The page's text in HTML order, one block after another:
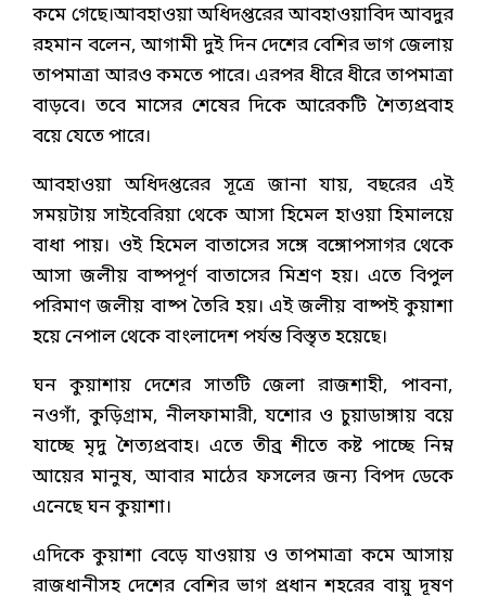
কমে গেছে।আবহাওয়া অধিদপ্তরের আবহাওয়াবিদ আবদুর
রহমান বলেন, আগামী দুই দিন দেশের বেশির ভাগ জেলায়
তাপমাত্রা আরও কমতে পারে। এরপর ধীরে ধীরে তাপমাত্রা
বাড়বে। তবে মাসের শেষের দিকে আরেকটি শৈত্যপ্রবাহ
বয়ে যেতে পারে।
আবহাওয়া অধিদপ্তরের সূত্রে জানা যায়, বছরের এই
সময়টায় সাইবেরিয়া থেকে আসা হিমেল হাওয়া হিমালয়ে
বাধা পায়। ওই হিমেল বাতাসের সঙ্গে বঙ্গোপসাগর থেকে
আসা জলীয় বাষ্পপূর্ণ বাতাসের মিশ্রণ হয়। এতে বিপুল
পরিমাণ জলীয় বাষ্প তৈরি হয়। এই জলীয় বাষ্পই কুয়াশা
হয়ে নেপাল থেকে বাংলাদেশ পর্যন্ত বিস্তৃত হয়েছে।
ঘন কুয়াশায় দেশের সাতটি জেলা রাজশাহী, পাবনা,
নওগাঁ, কুড়িগ্রাম, নীলফামারী, যশোর ও চুয়াডাঙ্গায় বয়ে
যাচ্ছে মৃদু শৈত্যপ্রবাহ। এতে তীব্র শীতে কষ্ট পাচ্ছে নিম্ন
আয়ের মানুষ, আবার মাঠের ফসলের জন্য বিপদ ডেকে
এনেছে ঘন কুয়াশা।
এদিকে কুয়াশা বেড়ে যাওয়ায় ও তাপমাত্রা কমে আসায়
রাজধানীসহ দেশের বেশির ভাগ প্রধান শহরের বায়ু দূষণ